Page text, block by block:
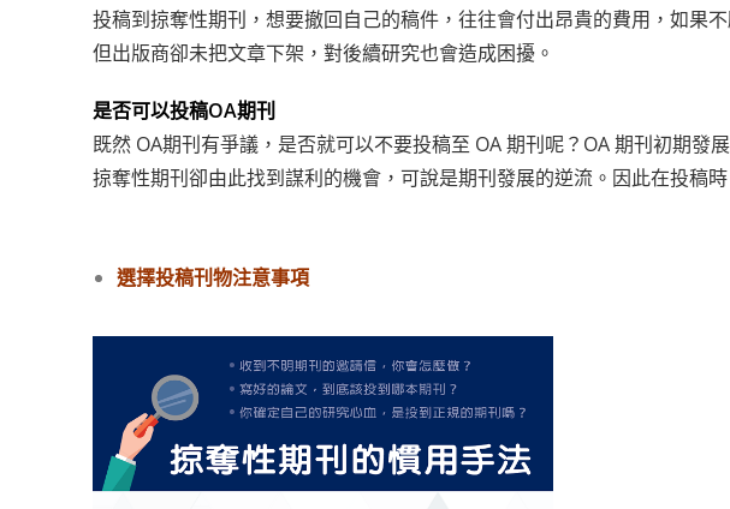
投稿到掠奪性期刊，想要撤回自己的稿件，往往會付出昂貴的費用，如果
但出版商卻未把文章下架，對後續研究也會造成困擾。
是否可以投稿OA期刊
既然 OA期刊有爭議，是否就可以不要投稿至 OA 期刊呢？OA 期刊初期
掠奪性期刊卻由此找到謀利的機會，可說是期刊發展的逆流。因此在投稿
選擇投稿刊物注意事項